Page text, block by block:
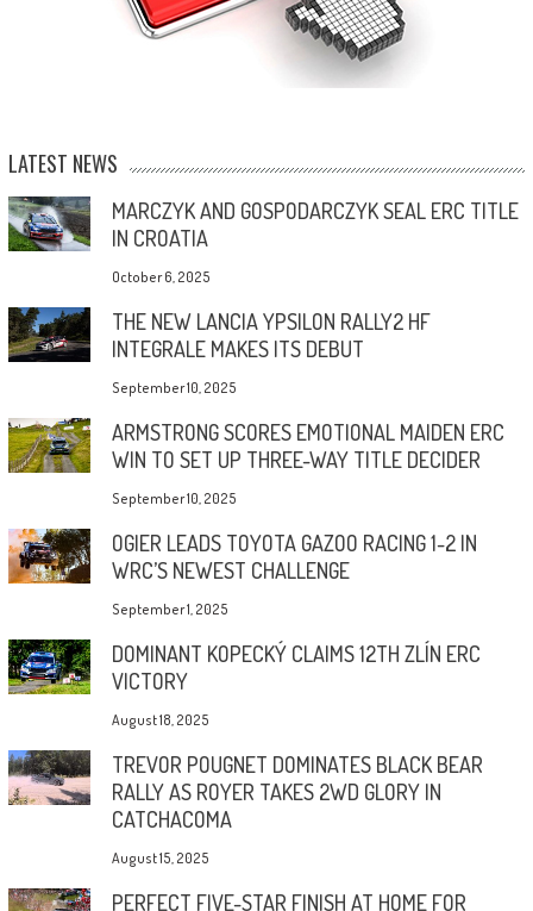
LATEST NEWS
MARCZYK AND GOSPODARCZYK SEAL ERC TITLE
IN CROATIA
October 6, 2025
THE NEW LANCIA YPSILON RALLY2 HF
INTEGRALE MAKES ITS DEBUT
September 10, 2025
ARMSTRONG SCORES EMOTIONAL MAIDEN ERC
WIN TO SET UP THREE-WAY TITLE DECIDER
September 10, 2025
OGIER LEADS TOYOTA GAZOO RACING 1-2 IN
WRC’S NEWEST CHALLENGE
September 1, 2025
DOMINANT KOPECKÝ CLAIMS 12TH ZLÍN ERC
VICTORY
August 18, 2025
TREVOR POUGNET DOMINATES BLACK BEAR
RALLY AS ROYER TAKES 2WD GLORY IN
CATCHACOMA
August 15, 2025
PERFECT FIVE-STAR FINISH AT HOME FOR